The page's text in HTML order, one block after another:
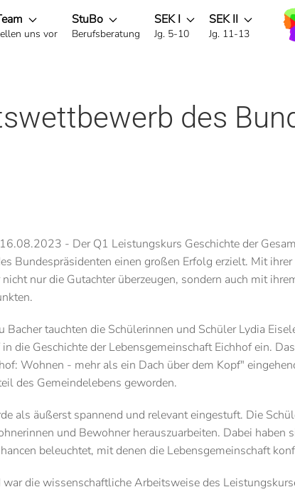
uns vor
StuBo
Berufsberatung
SEK I
Jg. 5-10
SEK II
Jg. 11-13
des
- Der Q1 Leistungskurs Geschichte der
Bundespräsidenten einen großen Erfolg erzielt. Mit
nur die Gutachter überzeugen, sondern auch mit
Bacher tauchten die Schülerinnen und Schüler Lydia
die Geschichte der Lebensgemeinschaft Eichhof ein.
Wohnen - mehr als ein Dach über dem Kopf"
des Gemeindelebens geworden.
als äußerst spannend und relevant eingestuft. Die
und Bewohner herauszuarbeiten. Dabei
beleuchtet, mit denen die Lebensgemeinschaft
war die wissenschaftliche Arbeitsweise des